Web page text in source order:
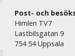
Post- och
Himlen TV7
Lastbilsgatan 9
754 54 Uppsala